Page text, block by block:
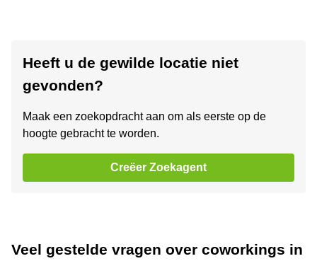
Heeft u de gewilde locatie niet
gevonden?
Maak een zoekopdracht aan om als eerste op de
hoogte gebracht te worden.
Creëer Zoekagent
Veel gestelde vragen over coworkings in